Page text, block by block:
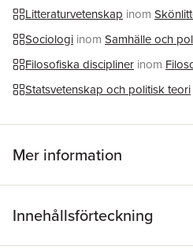
Litteraturvetenskap inom
Sociologi inom Samhälle och
Filosofiska discipliner inom
Statsvetenskap och politisk teori
Mer information
Innehållsförteckning